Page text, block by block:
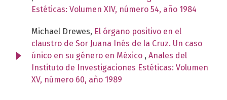
Estéticas: Volumen XIV, número 54, año 1984
Michael Drewes, El órgano positivo en el
claustro de Sor Juana Inés de la Cruz. Un caso
único en su género en México , Anales del
Instituto de Investigaciones Estéticas: Volumen
XV, número 60, año 1989